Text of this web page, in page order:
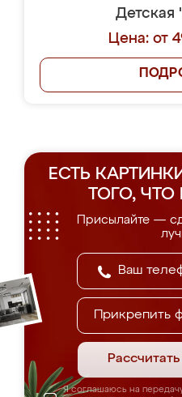
Детская
Цена: от
ЕСТЬ
ТОГО,
Присылайте —
Прикрепить
Я соглашаюсь на